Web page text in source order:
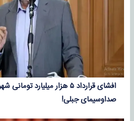
افشای قرارداد ۵ هزار میلیارد
صداوسیمای جبلی!